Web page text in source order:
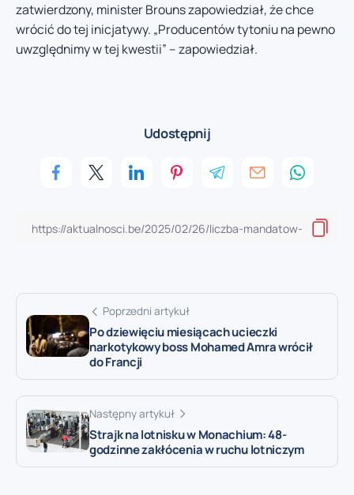
zatwierdzony, minister Brouns zapowiedział, że chce
wrócić do tej inicjatywy. „Producentów tytoniu na pewno
uwzględnimy w tej kwestii” – zapowiedział.
Udostępnij
Poprzedni artykuł
Po dziewięciu miesiącach ucieczki
narkotykowy boss Mohamed Amra wrócił
do Francji
Następny artykuł
Strajk na lotnisku w Monachium: 48-
godzinne zakłócenia w ruchu lotniczym